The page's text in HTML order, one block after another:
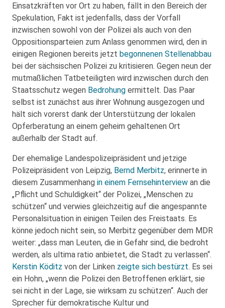
Einsatzkräften vor Ort zu haben, fällt in den Bereich der
Spekulation, Fakt ist jedenfalls, dass der Vorfall
inzwischen sowohl von der Polizei als auch von den
Oppositionsparteien zum Anlass genommen wird, den in
einigen Regionen bereits jetzt begonnenen Stellenabbau
bei der sächsischen Polizei zu kritisieren. Gegen neun der
mutmaßlichen Tatbeteiligten wird inzwischen durch den
Staatsschutz wegen Bedrohung ermittelt. Das Paar
selbst ist zunächst aus ihrer Wohnung ausgezogen und
hält sich vorerst dank der Unterstützung der lokalen
Opferberatung an einem geheim gehaltenen Ort
außerhalb der Stadt auf.
Der ehemalige Landespolizeipräsident und jetzige
Polizeipräsident von Leipzig, Bernd Merbitz, erinnerte in
diesem Zusammenhang in einem Fernsehinterview an die
„Pflicht und Schuldigkeit“ der Polizei, „Menschen zu
schützen“ und verwies gleichzeitig auf die angespannte
Personalsituation in einigen Teilen des Freistaats. Es
könne jedoch nicht sein, so Merbitz gegenüber dem MDR
weiter: „dass man Leuten, die in Gefahr sind, die bedroht
werden, als ultima ratio anbietet, die Stadt zu verlassen“.
Kerstin Köditz von der Linken zeigte sich bestürzt. Es sei
ein Hohn, „wenn die Polizei den Betroffenen erklärt, sie
sei nicht in der Lage, sie wirksam zu schützen“. Auch der
Sprecher für demokratische Kultur und